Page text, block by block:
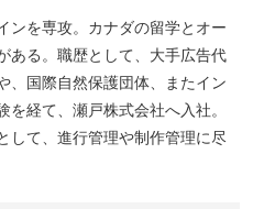
ンを専攻。カナダの留学とオー
ある。職歴として、大手広告代
、国際自然保護団体、またイン
経て、瀬戸株式会社へ入社。
して、進行管理や制作管理に尽